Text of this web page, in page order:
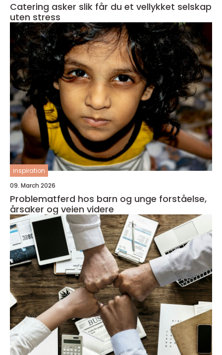
Catering asker slik får du et vellykket selskap
uten stress
inspiration
09. March 2026
Problematferd hos barn og unge forståelse,
årsaker og veien videre